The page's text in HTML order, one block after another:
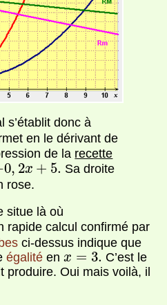
s’établit donc à
en le dérivant de
de la recette
0, 2x + 5.
2x+5.
Sa droite
rose.
situe là où
rapide calcul confirmé par
ci-dessus indique que
égalité enx = 3.
x=3.
C’est le
produire. Oui mais voilà, il